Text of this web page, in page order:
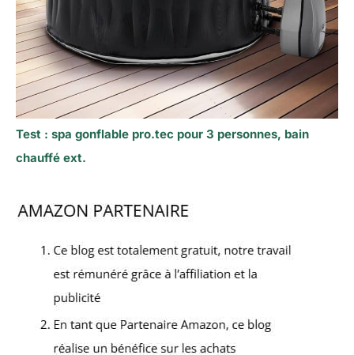
Test : spa gonflable pro.tec pour 3 personnes, bain
chauffé ext.